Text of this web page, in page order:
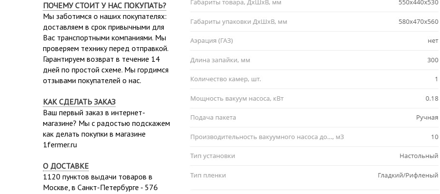
ПОЧЕМУ СТОИТ У НАС ПОКУПАТЬ?
Мы заботимся о наших покупателях:
доставляем в срок привычными для
Вас транспортными компаниями. Мы
проверяем технику перед отправкой.
Гарантируем возврат в течение 14
дней по простой схеме. Мы гордимся
отзывами покупателей о нас.
КАК СДЕЛАТЬ ЗАКАЗ
Ваш первый заказ в интернет-
магазине? Мы с радостью подскажем
как делать покупки в магазине
1fermer.ru
О ДОСТАВКЕ
1120 пунктов выдачи товаров в
Москве, в Санкт-Петербурге - 576